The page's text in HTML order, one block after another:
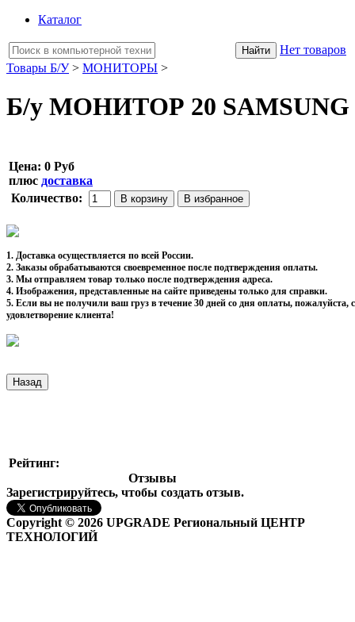
Каталог
Нет товаров
Товары Б/У> МОНИТОРЫ >
Б/у МОНИТОР 20 SAMSUNG
Цена: 0 Руб
плюс доставка
Количество:
1. Доставка осуществляется по всей России.
2. Заказы обрабатываются своевременное после подтверждения оплаты.
3. Мы отправляем товар только после подтверждения адреса.
4. Изображения, представленные на сайте приведены только для справки.
5. Если вы не получили ваш груз в течение 30 дней со дня оплаты,
удовлетворение клиента!
Рейтинг:
Отзывы
Зарегистрируйтесь, чтобы создать отзыв.
Copyright © 2026 UPGRADE Региональный ЦЕНТР
ТЕХНОЛОГИЙ